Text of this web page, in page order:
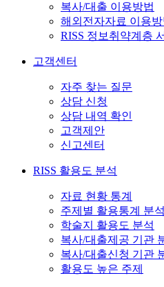
복사/대출 이용방법
해외전자자료 이용방
RISS 정보취약계층
고객센터
자주 찾는 질문
상담 신청
상담 내역 확인
고객제안
신고센터
RISS 활용도 분석
자료 현황 통계
주제별 활용통계 분석
학술지 활용도 분석
복사/대출제공 기관
복사/대출신청 기관
활용도 높은 주제